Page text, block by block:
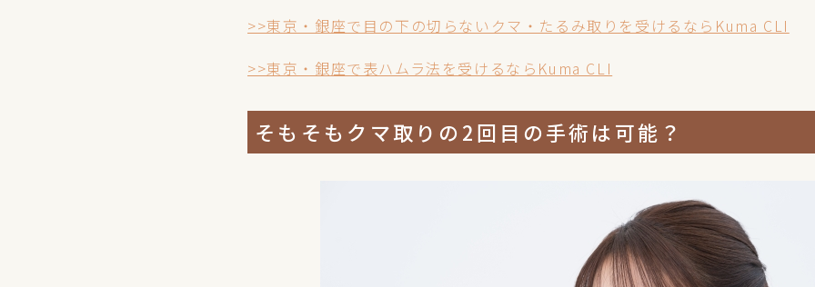
>>東京・銀座で目の下の切らないクマ・たるみ取りを受けるならKuma CLI
>>東京・銀座で表ハムラ法を受けるならKuma CLI
そもそもクマ取りの2回目の手術は可能？